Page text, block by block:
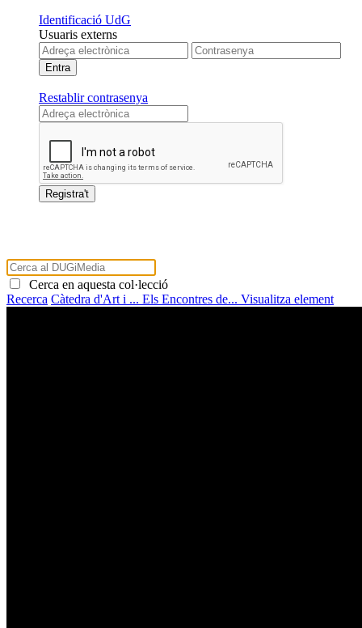
Identificació UdG
Usuaris externs
Restablir contrasenya
Cerca en aquesta col·lecció
Recerca Càtedra d'Art i ... Els Encontres de... Visualitza element